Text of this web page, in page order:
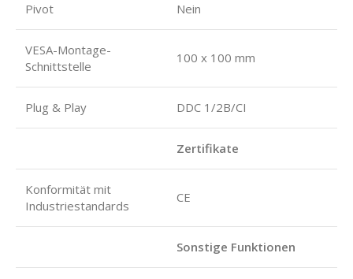
Pivot Nein
VESA-Montage-
Schnittstelle
100 x 100 mm
Plug & Play DDC 1/2B/CI
Zertifikate
Konformität mit
Industriestandards
CE
Sonstige Funktionen